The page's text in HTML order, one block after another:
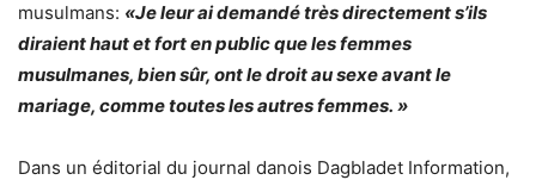
musulmans: «Je leur ai demandé très directement s’ils
diraient haut et fort en public que les femmes
musulmanes, bien sûr, ont le droit au sexe avant le
mariage, comme toutes les autres femmes. »
Dans un éditorial du journal danois Dagbladet Information,